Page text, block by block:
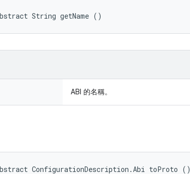
String getName ()
ABI 的名稱。
ConfigurationDescription.Abi toProto ()